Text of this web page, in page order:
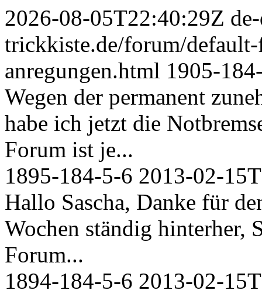
2026-08-05T22:40:29Z
trickkiste.de/forum/
anregungen.html 1905-
Wegen der permanent
habe ich jetzt die
Forum ist je...
1895-184-5-6 2013-02-
Hallo Sascha, Danke für
Wochen ständig hinterher,
Forum...
1894-184-5-6 2013-02-